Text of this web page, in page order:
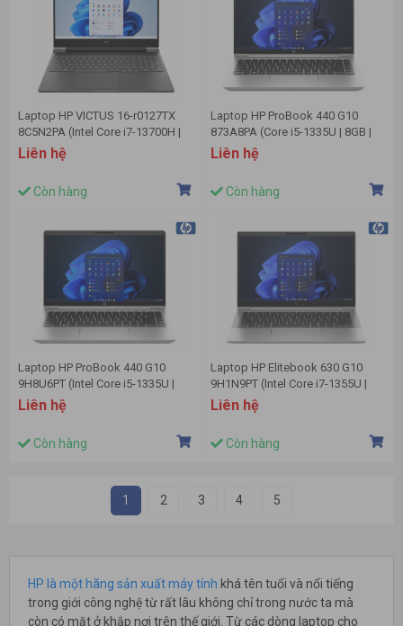
Laptop HP VICTUS 16-r0127TX
8C5N2PA (Intel Core i7-13700H |
16GB | 512GB | RTX 4060 8GB |
16.1 inch FHD | Windows 11 |
Liên hệ
Còn hàng
Laptop HP ProBook 440 G10
873A8PA (Core i5-1335U | 8GB |
512GB | Intel Iris Xe Graphics | 14
inch FHD | Win11 | Silver)
Liên hệ
Còn hàng
Laptop HP ProBook 440 G10
9H8U6PT (Intel Core i5-1335U |
16GB | 512GB | Intel UHD | 14 inch
FHD | Win 11 | Bạc)
Liên hệ
Còn hàng
Laptop HP Elitebook 630 G10
9H1N9PT (Intel Core i7-1355U |
16GB | 512GB | Intel UHD
Graphics | 13.3 inch FHD | Win 11
Liên hệ
Còn hàng
1 2 3 4 5
HP là một hãng sản xuất máy tính khá tên tuổi và nổi tiếng
trong giới công nghệ từ rất lâu không chỉ trong nước ta mà
còn có mặt ở khắp nơi trên thế giới. Từ các dòng laptop cho